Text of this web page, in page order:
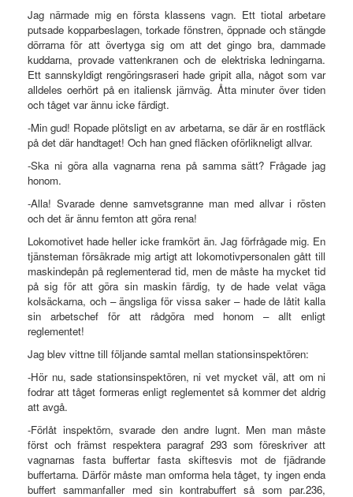
Jag närmade mig en första klassens vagn. Ett tiotal arbetare
putsade kopparbeslagen, torkade fönstren, öppnade och stängde
dörrarna för att övertyga sig om att det gingo bra, dammade
kuddarna, provade vattenkranen och de elektriska ledningarna.
Ett sannskyldigt rengöringsraseri hade gripit alla, något som var
alldeles oerhört på en italiensk järnväg. Åtta minuter över tiden
och tåget var ännu icke färdigt.
-Min gud! Ropade plötsligt en av arbetarna, se där är en rostfläck
på det där handtaget! Och han gned fläcken oförlikneligt allvar.
-Ska ni göra alla vagnarna rena på samma sätt? Frågade jag
honom.
-Alla! Svarade denne samvetsgranne man med allvar i rösten
och det är ännu femton att göra rena!
Lokomotivet hade heller icke framkört än. Jag förfrågade mig. En
tjänsteman försäkrade mig artigt att lokomotivpersonalen gått till
maskindepån på reglementerad tid, men de måste ha mycket tid
på sig för att göra sin maskin färdig, ty de hade velat väga
kolsäckarna, och – ängsliga för vissa saker – hade de låtit kalla
sin arbetschef för att rådgöra med honom – allt enligt
reglementet!
Jag blev vittne till följande samtal mellan stationsinspektören:
-Hör nu, sade stationsinspektören, ni vet mycket väl, att om ni
fodrar att tåget formeras enligt reglementet så kommer det aldrig
att avgå.
-Förlåt inspektörn, svarade den andre lugnt. Men man måste
först och främst respektera paragraf 293 som föreskriver att
vagnarnas fasta buffertar fasta skiftesvis mot de fjädrande
buffertarna. Därför måste man omforma hela tåget, ty ingen enda
buffert sammanfaller med sin kontrabuffert så som par.236,